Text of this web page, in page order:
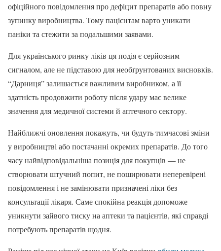
офіційного повідомлення про дефіцит препаратів або повну
зупинку виробництва. Тому пацієнтам варто уникати
паніки та стежити за подальшими заявами.
Для українського ринку ліків ця подія є серйозним
сигналом, але не підставою для необґрунтованих висновків.
“Дарниця” залишається важливим виробником, а її
здатність продовжити роботу після удару має велике
значення для медичної системи й аптечного сектору.
Найближчі оновлення покажуть, чи будуть тимчасові зміни
у виробництві або постачанні окремих препаратів. До того
часу найвідповідальніша позиція для покупців — не
створювати штучний попит, не поширювати неперевірені
повідомлення і не замінювати призначені ліки без
консультації лікаря. Саме спокійна реакція допоможе
уникнути зайвого тиску на аптеки та пацієнтів, які справді
потребують препаратів щодня.